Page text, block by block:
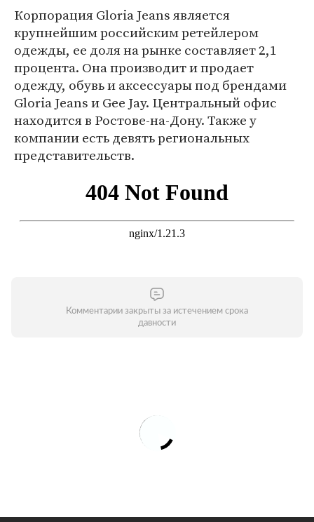
Корпорация Gloria Jeans является
крупнейшим российским ретейлером
одежды, ее доля на рынке составляет 2,1
процента. Она производит и продает
одежду, обувь и аксессуары под брендами
Gloria Jeans и Gee Jay. Центральный офис
находится в Ростове-на-Дону. Также у
компании есть девять региональных
представительств.
Комментарии закрыты за истечением срока
давности